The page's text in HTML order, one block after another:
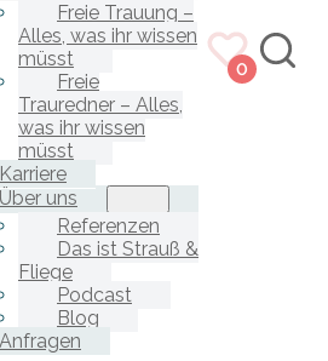
Freie Trauung –
Alles, was ihr wissen
müsst
Freie
Trauredner – Alles,
was ihr wissen
müsst
Karriere
Über uns
Referenzen
Das ist Strauß &
Fliege
Podcast
Blog
Anfragen
0